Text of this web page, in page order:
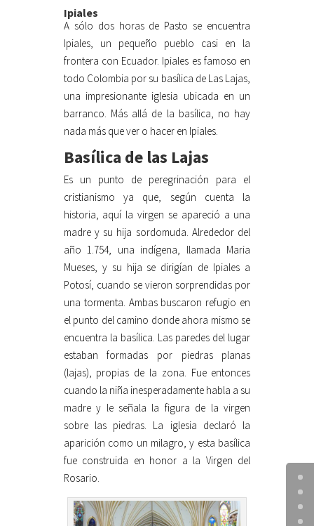
Ipiales
A sólo dos horas de Pasto se encuentra
Ipiales, un pequeño pueblo casi en la
frontera con Ecuador. Ipiales es famoso en
todo Colombia por su basílica de Las Lajas,
una impresionante iglesia ubicada en un
barranco. Más allá de la basílica, no hay
nada más que ver o hacer en Ipiales.
Basílica de las Lajas
Es un punto de peregrinación para el
cristianismo ya que, según cuenta la
historia, aquí la virgen se apareció a una
madre y su hija sordomuda. Alrededor del
año 1.754, una indígena, llamada Maria
Mueses, y su hija se dirigían de Ipiales a
Potosí, cuando se vieron sorprendidas por
una tormenta. Ambas buscaron refugio en
el punto del camino donde ahora mismo se
encuentra la basílica. Las paredes del lugar
estaban formadas por piedras planas
(lajas), propias de la zona. Fue entonces
cuando la niña inesperadamente habla a su
madre y le señala la figura de la virgen
sobre las piedras. La iglesia declaró la
aparición como un milagro, y esta basílica
fue construida en honor a la Virgen del
Rosario.